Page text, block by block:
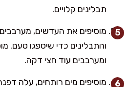
תבלינים קלויים.
מוסיפים את העדשים,
והתבלינים כדי שיספגו טעם.
ומערבבים עוד חצי דקה.
מוסיפים מים רותחים, עלה